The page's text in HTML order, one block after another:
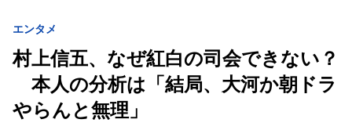
エンタメ
村上信五、なぜ紅白の司会できない？
本人の分析は「結局、大河か朝ドラ
やらんと無理」